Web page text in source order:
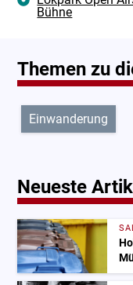
Bühne
Themen zu
Einwanderung
Neueste